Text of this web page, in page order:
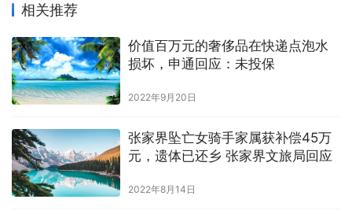
相关推荐
价值百万元的奢侈品在快递点泡水
损坏，申通回应：未投保
2022年9月20日
张家界坠亡女骑手家属获补偿45万
元，遗体已还乡 张家界文旅局回应
2022年8月14日